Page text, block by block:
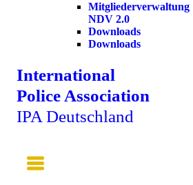
Mitgliederverwaltung
NDV 2.0
Downloads
Downloads
International
Police Association
IPA Deutschland
Main
Menu